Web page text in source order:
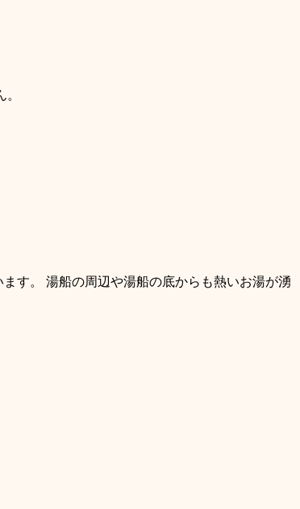
す。 湯船の周辺や湯船の底からも熱いお湯が湧